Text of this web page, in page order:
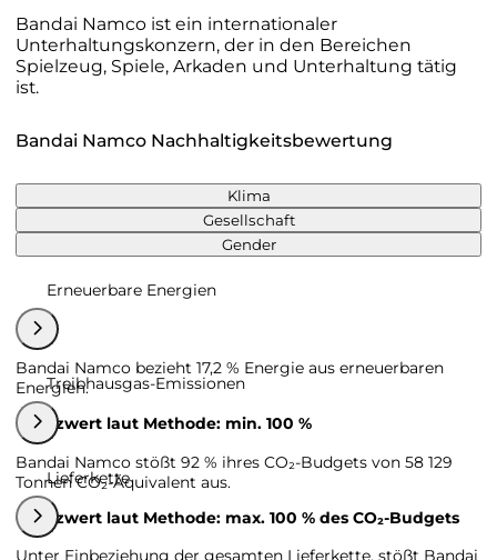
Bandai Namco ist ein internationaler
Unterhaltungskonzern, der in den Bereichen
Spielzeug, Spiele, Arkaden und Unterhaltung tätig
ist.
Bandai Namco Nachhaltigkeitsbewertung
Klima
Gesellschaft
Gender
Erneuerbare Energien
Bandai Namco bezieht 17,2 % Energie aus erneuerbaren
Energien.
Grenzwert laut Methode: min. 100 %
Treibhausgas-Emissionen
Bandai Namco stößt 92 % ihres CO₂-Budgets von 58 129
Tonnen CO₂-Äquivalent aus.
Grenzwert laut Methode: max. 100 % des CO₂-Budgets
Lieferkette
Unter Einbeziehung der gesamten Lieferkette, stößt Bandai